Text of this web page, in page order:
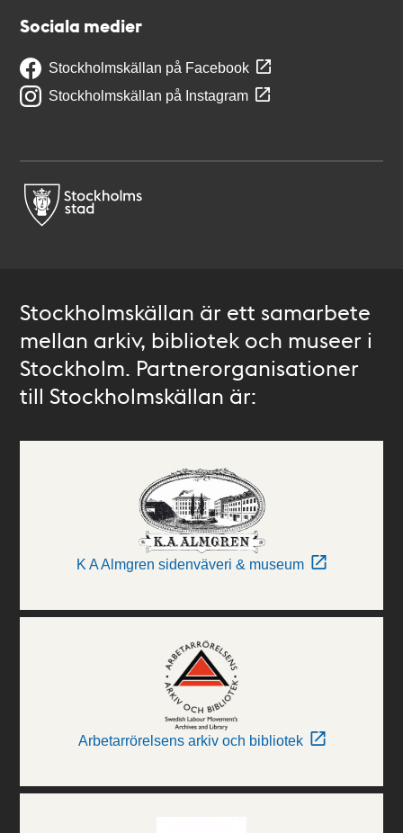
Sociala medier
Stockholmskällan på Facebook
Stockholmskällan på Instagram
Stockholmskällan är ett samarbete
mellan arkiv, bibliotek och museer i
Stockholm. Partnerorganisationer
till Stockholmskällan är:
K A Almgren sidenväveri & museum
Arbetarrörelsens arkiv och bibliotek